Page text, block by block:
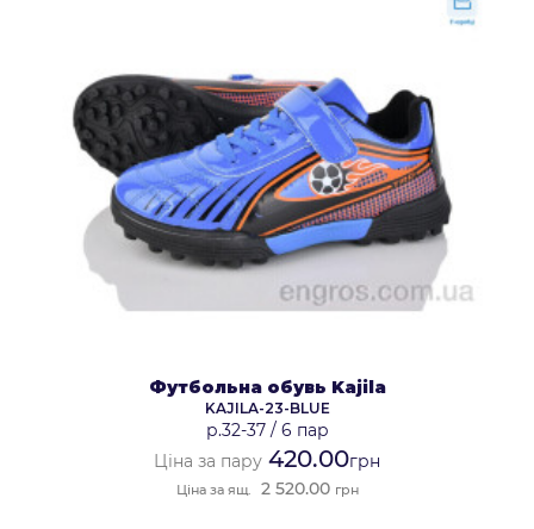
Футбольна обувь Kajila
KAJILA-23-BLUE
р.32-37/ 6 пар
Ціна за пару 420.00грн
Ціна за ящ. 2 520.00 грн